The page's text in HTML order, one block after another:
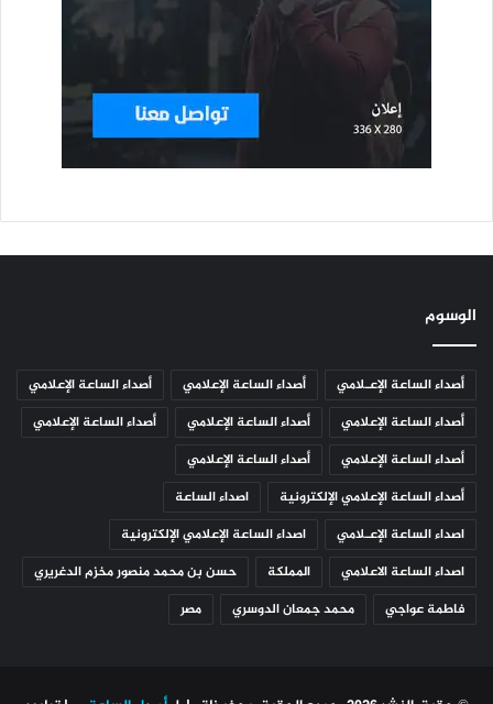
الوسوم
أصداء الساعة الإعـلامي أصداء الساعة الإعلامي
أصداء الساعة الإعلامي
أصداء الساعة الإعلامي
أصداء الساعة الإعلامي
أصداء الساعة الإعلامي
أصداء الساعة الإعلامي
أصداء الساعة الإعلامي
أصداء الساعة الإعلامي الإلكترونية
اصداء الساعة
اصداء الساعة الإعـلامي
اصداء الساعة الإعلامي الإلكترونية
اصداء الساعة الاعلامي
المملكة
حسن بن محمد منصور مخزم الدغريري
فاطمة عواجي
محمد جمعان الدوسري مصر